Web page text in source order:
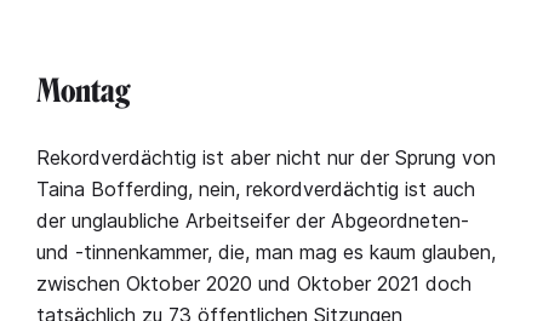
Montag
Rekordverdächtig ist aber nicht nur der Sprung von
Taina Bofferding, nein, rekordverdächtig ist auch
der unglaubliche Arbeitseifer der Abgeordneten-
und -tinnenkammer, die, man mag es kaum glauben,
zwischen Oktober 2020 und Oktober 2021 doch
tatsächlich zu 73 öffentlichen Sitzungen